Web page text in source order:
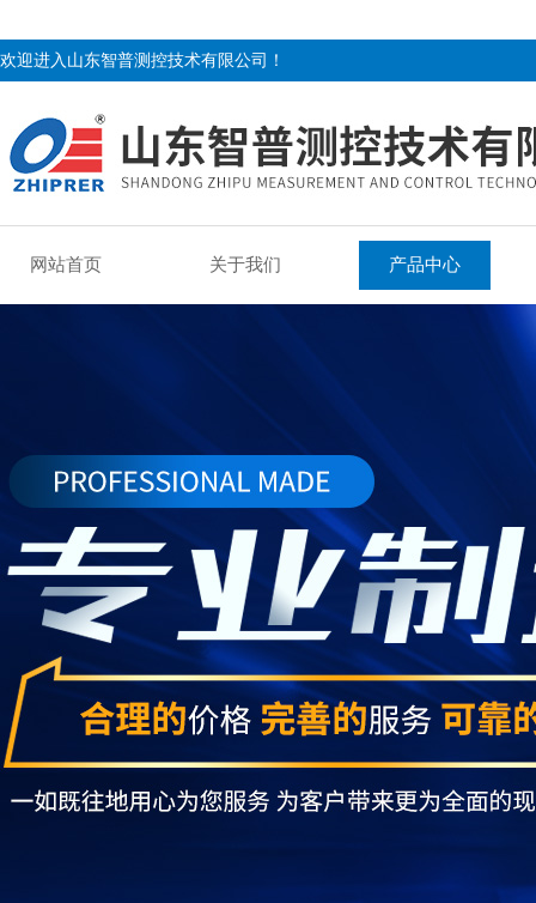
欢迎进入山东智普测控技术有限公司！
网站首页 关于我们 产品中心